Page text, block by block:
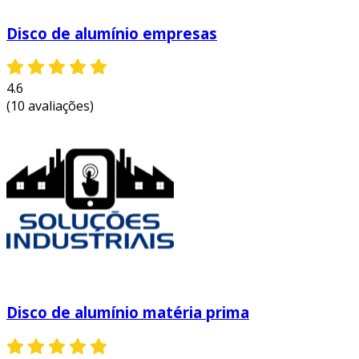
extremamente leve, o que facilita o manuseio e
a instalação, além de contribuir para a redução
do peso total de produtos acabados. em
segundo lugar, a resistência à corrosão do
alumínio significa que os produtos têm uma
substituições e manutenção a longo prazo.
excelente relação custo-benefício:
alumínio é um material relativamente
econômico e, quando adquirido de
distribuidores especializados, pode ser
disco de alumínio geralmente oferecem
espessuras e tratamentos superficiais
Disco de alumínio empresas
4.6
(10 avaliações)
Disco de alumínio matéria prima